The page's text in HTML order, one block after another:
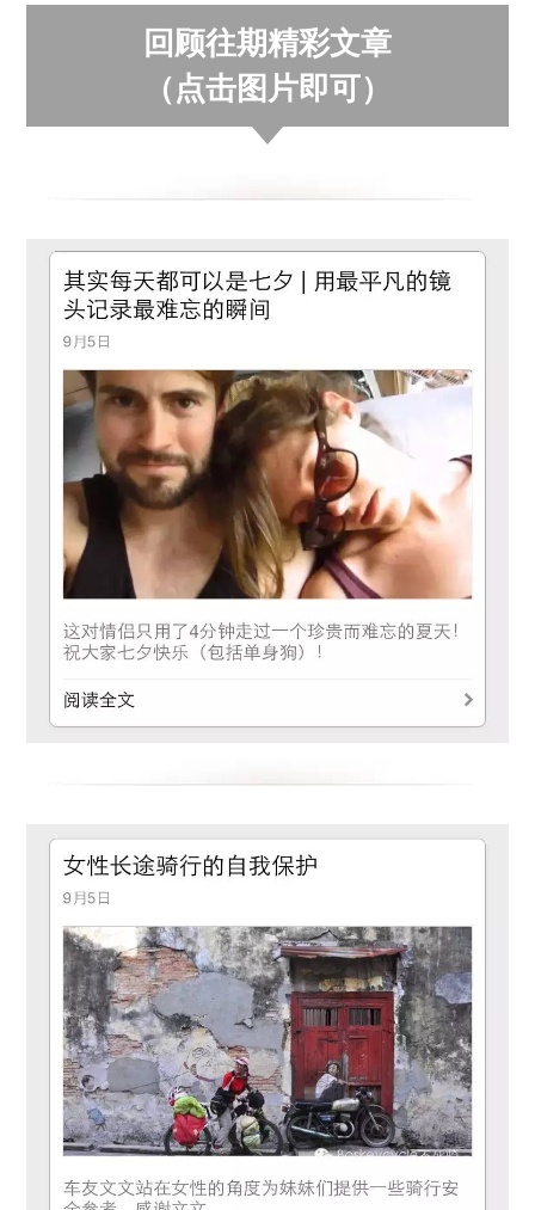
回顾往期精彩文章
（点击图片即可）